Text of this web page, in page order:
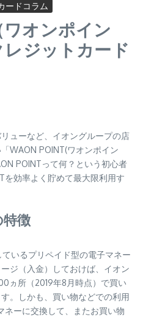
ードコラム
ワオンポイン
レジットカード
ューなど、イオングループの店
WAON POINT(ワオンポイン
POINTって何？という初心者
を効率よく貯めて最大限利用す
特徴
ているプリペイド型の電子マネー
ジ（入金）しておけば、イオン
ヵ所（2019年8月時点）で買い
。しかも、買い物などでの利用
ネーに交換して、またお買い物